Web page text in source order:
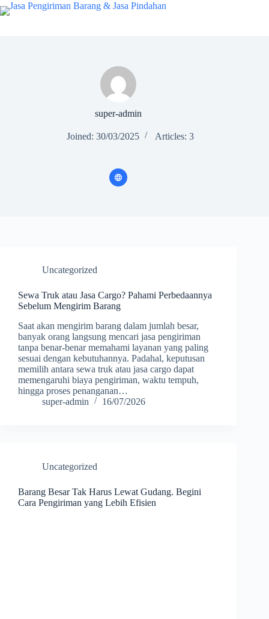
super-admin
Joined: 30/03/2025 Articles: 3
Uncategorized
Sewa Truk atau Jasa Cargo? Pahami Perbedaannya
Sebelum Mengirim Barang
Saat akan mengirim barang dalam jumlah besar,
banyak orang langsung mencari jasa pengiriman
tanpa benar-benar memahami layanan yang paling
sesuai dengan kebutuhannya. Padahal, keputusan
memilih antara sewa truk atau jasa cargo dapat
memengaruhi biaya pengiriman, waktu tempuh,
hingga proses penanganan…
super-admin
16/07/2026
Uncategorized
Barang Besar Tak Harus Lewat Gudang. Begini
Cara Pengiriman yang Lebih Efisien